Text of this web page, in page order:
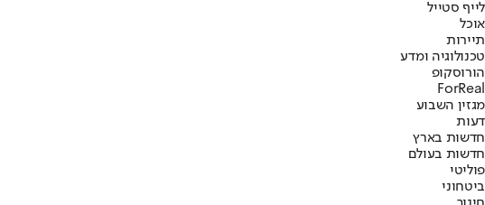
לייף סטייל
אוכל
תיירות
טכנולוגיה ומדע
הורוסקופ
ForReal
מגזין השבוע
דעות
חדשות בארץ
חדשות בעולם
פוליטי
ביטחוני